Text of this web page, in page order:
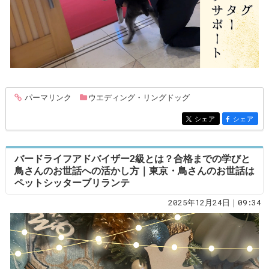
entry324
パーマリンク ウエディング・リングドッグ
entry324
シェア entry324
シェア
バードライフアドバイザー2級とは？合格までの学びと
鳥さんのお世話への活かし方｜東京・鳥さんのお世話は
ペットシッターブリランテ
2025年12月24日｜09:34